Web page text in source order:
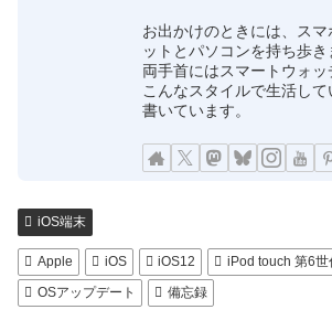
お出かけのときには、ス
ットとパソコンを持ち歩き
両手首にはスマートウォッ
こんなスタイルで生活し
書いています。
iOS端末
Apple iOS iOS12
iPod touch 第6世
OSアップデート
備忘録